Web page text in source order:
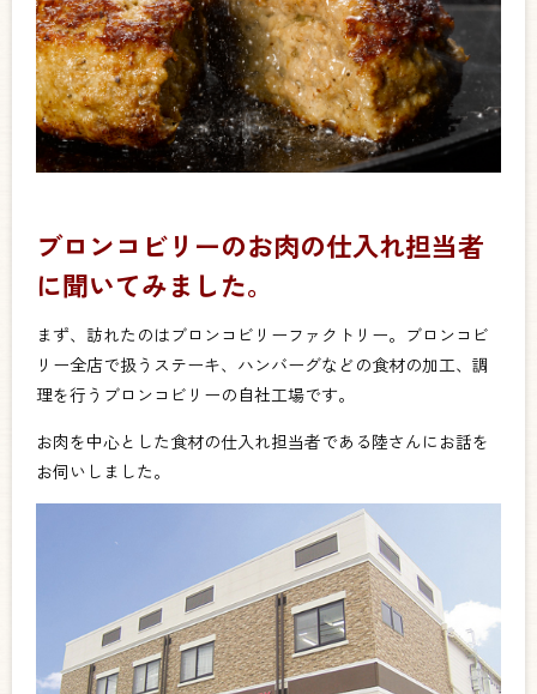
ブロンコビリーのお肉の仕入れ担当者
に聞いてみました。
まず、訪れたのはブロンコビリーファクトリー。ブロンコビ
リー全店で扱うステーキ、ハンバーグなどの食材の加工、調
理を行うブロンコビリーの自社工場です。
お肉を中心とした食材の仕入れ担当者である陸さんにお話を
お伺いしました。